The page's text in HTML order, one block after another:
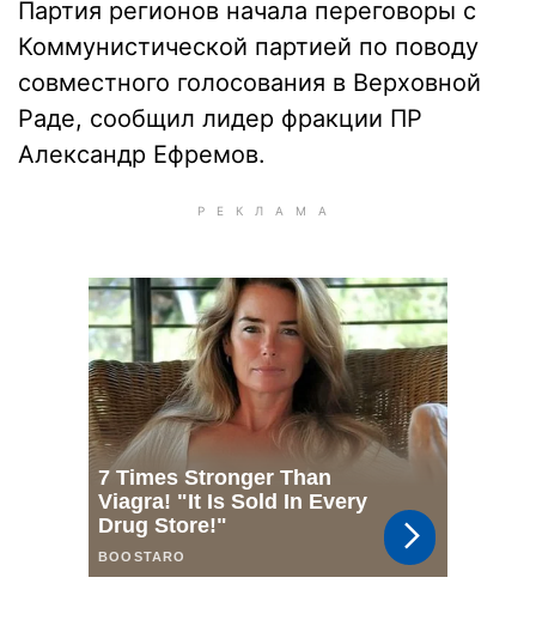
Партия регионов начала переговоры с
Коммунистической партией по поводу
совместного голосования в Верховной
Раде, сообщил лидер фракции ПР
Александр Ефремов.